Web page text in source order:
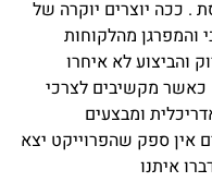
. ככה יוצרים יוקרה של
והמפרגן מהלקוחות
והביצוע לא איחרו
כאשר מקשיבים לצרכי
ומבצעים
אין ספק שהפרוייקט יצא
איתנו